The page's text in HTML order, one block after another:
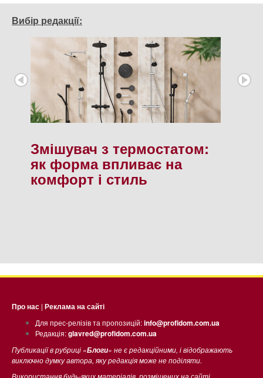
Вибір редакції:
Змішувач з термостатом:
як форма впливає на
комфорт і стиль
Про нас | Реклама на сайті
Для прес-релізів та пропозицій:info@profidom.com.ua
Редакція:glavred@profidom.com.ua
Публикації в рубриці «Блоги» не є редакційними, і відображають
виключно думку автора, яку редакція може не поділяти.